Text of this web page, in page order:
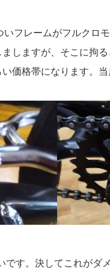
フレームがフルクロ
しますが、そこに拘
価格帯になります。
です。決してこれがダ